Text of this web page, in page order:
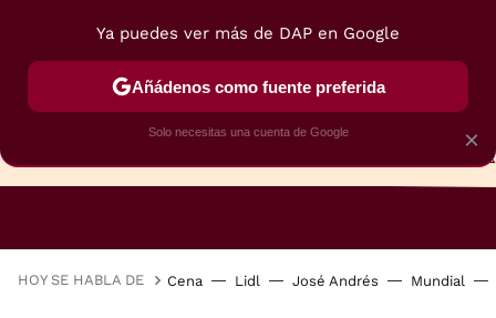
HOY SE HABLA DE Cena Lidl José Andrés Mundial
×
Ya puedes ver más de DAP en Google
Añádenos como fuente preferida
Solo necesitas una cuenta de Google